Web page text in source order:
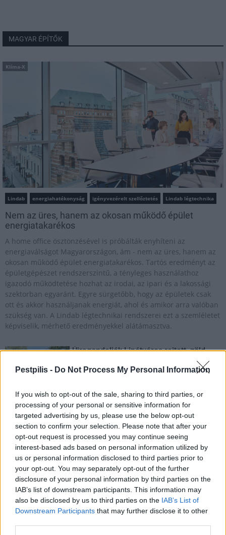
Pestpilis - Do Not Process My Personal Information
If you wish to opt-out of the sale, sharing to third parties, or
processing of your personal or sensitive information for
targeted advertising by us, please use the below opt-out
section to confirm your selection. Please note that after your
opt-out request is processed you may continue seeing
interest-based ads based on personal information utilized by
us or personal information disclosed to third parties prior to
your opt-out. You may separately opt-out of the further
disclosure of your personal information by third parties on the
IAB’s list of downstream participants. This information may
also be disclosed by us to third parties on the IAB’s List of
Downstream Participants that may further disclose it to other
MAGYAR ÉPÍTŐK
Klíma-X
Lindab energiahatékonyság igényvezérelt szellőztetés Lindab légtechnika
Nem az üres, hanem az okosan működő épület
energiatakarékos
A home office ösztönzésével is próbálták enyhíteni az
energiaválságot Magyarországon, ám - nem az üres, hanem az
okosan működő épület energiatakarékos. Tartós eredményt az
épületgépészet rendszerszintű, a tényleges használathoz
igazodó működtetése hozhat az irodai, az ipari és a lakossági
szektorban egyaránt. Egyre sürgetőbb, hogy az épületek csak
ott és akkor használjanak energiát, ahol és amikor arra valóban
szükség van. A Lindab légtechnikai rendszerei ezt a szemléletet
képviselik, mérhető eredményekkel alátámasztva.
Újragondolják Lipótváros rejtett, zöld
Történelmi táj, amelynek minden köve
mesél – megújul a tatai Angolkert
M1 bővítés: már zajlik a teljesen új
Bicske Kelet csomópont építése
Új gyalogosátkelők és jelzőlámpás
csomópont épül Angyalföldön